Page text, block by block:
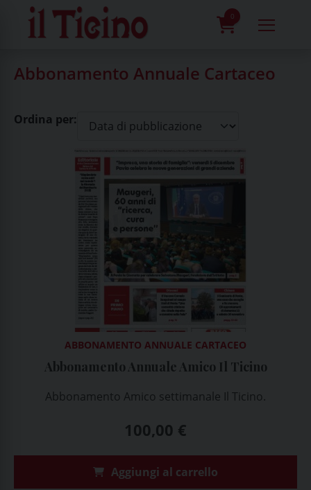
content
0
Abbonamento Annuale Cartaceo
Ordina per:
ABBONAMENTO ANNUALE CARTACEO
Abbonamento Annuale Amico Il Ticino
Abbonamento Amico settimanale Il Ticino.
100,00 €
Aggiungi al carrello